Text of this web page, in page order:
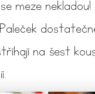
meze
na šest